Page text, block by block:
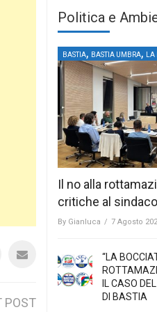
POST
Politica e
BASTIA, BASTIA UMBRA,
Il no alla
critiche al sindaco
By Gianluca / 7 Agosto
“LA
IL CASO
DI BASTIA